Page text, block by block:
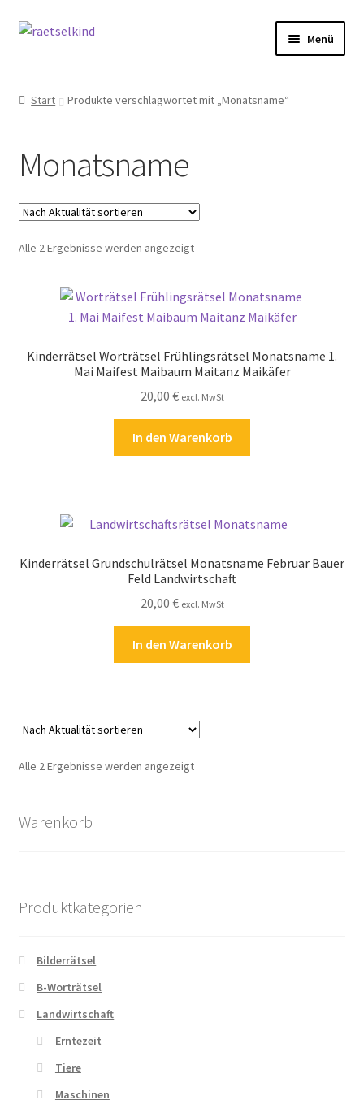
Zur
Zum
Menü
Cookie-Richtlinie (EU)
Datenschutzbelehrung
Echtheit von Bewertungen
Widerrufsbelehrung
Zahlungsarten
Start Produkte verschlagwortet mit „Monatsname“
Monatsname
Alle 2 Ergebnisse werden angezeigtNach
Kinderrätsel Worträtsel Frühlingsrätsel Monatsname 1.
Mai Maifest Maibaum Maitanz Maikäfer
20,00 € excl. MwSt
In den Warenkorb
Kinderrätsel Grundschulrätsel Monatsname Februar Bauer
Feld Landwirtschaft
20,00 € excl. MwSt
In den Warenkorb
Alle 2 Ergebnisse werden angezeigtNach
Warenkorb
Produktkategorien
Bilderrätsel
B-Worträtsel
Landwirtschaft
Erntezeit
Tiere
Maschinen